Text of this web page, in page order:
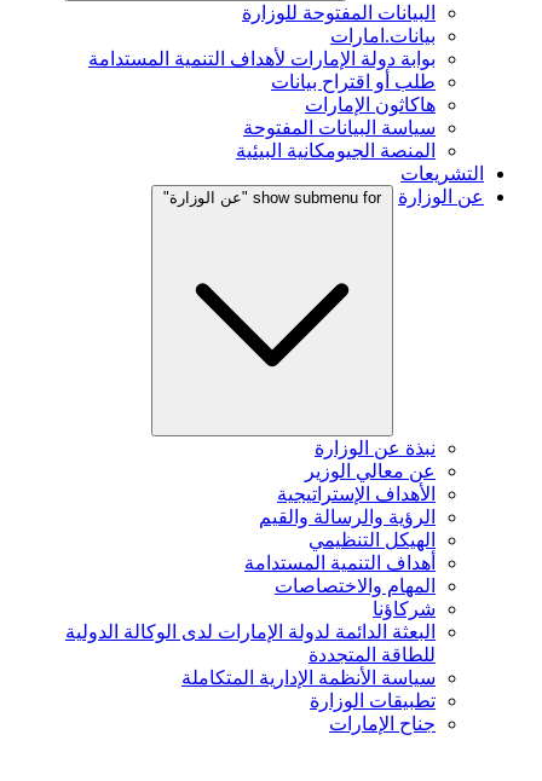
البيانات المفتوحة للوزارة
بيانات.امارات
بوابة دولة الإمارات لأهداف التنمية المستدامة
طلب أو اقتراح بيانات
هاكاثون الإمارات
سياسة البيانات المفتوحة
المنصة الجيومكانية البيئية
التشريعات
عن الوزارة
show submenu for "عن الوزارة"
نبذة عن الوزارة
عن معالي الوزير
الأهداف الإستراتيجية
الرؤية والرسالة والقيم
الهيكل التنظيمي
أهداف التنمية المستدامة
المهام والاختصاصات
شركاؤنا
البعثة الدائمة لدولة الإمارات لدى الوكالة الدولية
للطاقة المتجددة
سياسة الأنظمة الإدارية المتكاملة
تطبيقات الوزارة
جناح الإمارات